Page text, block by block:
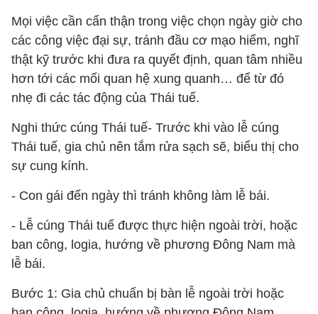
Mọi việc cần cẩn thận trong việc chọn ngày giờ cho
các công việc đại sự, tránh đầu cơ mạo hiểm, nghĩ
thật kỹ trước khi đưa ra quyết định, quan tâm nhiều
hơn tới các mối quan hệ xung quanh… để từ đó
nhẹ đi các tác động của Thái tuế.
Nghi thức cúng Thái tuế- Trước khi vào lễ cúng
Thái tuế, gia chủ nên tắm rửa sạch sẽ, biểu thị cho
sự cung kính.
- Con gái đến ngày thì tránh không làm lễ bái.
- Lễ cúng Thái tuế được thực hiện ngoài trời, hoặc
ban công, logia, hướng về phương Đông Nam mà
lễ bái.
Bước 1: Gia chủ chuẩn bị bàn lễ ngoài trời hoặc